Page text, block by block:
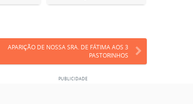
APARIÇÃO DE NOSSA SRA. DE FÁTIMA AOS 3
PASTORINHOS